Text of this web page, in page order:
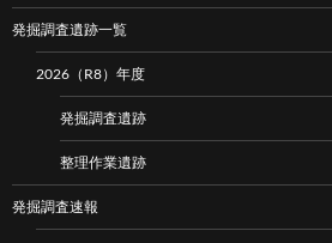
発掘調査遺跡一覧
2026（R8）年度
発掘調査遺跡
整理作業遺跡
発掘調査速報